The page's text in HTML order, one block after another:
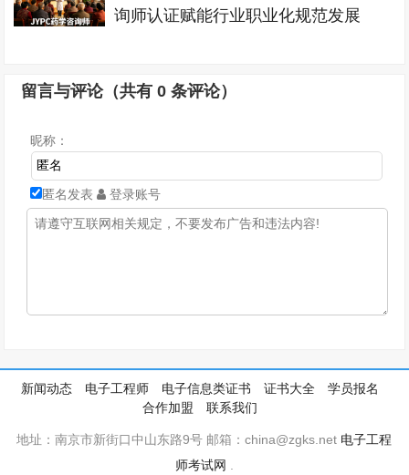
询师认证赋能行业职业化规范发展
留言与评论（共有0 条评论）
昵称：
匿名发表 登录账号
新闻动态 电子工程师 电子信息类证书 证书大全
学员报名
合作加盟
联系我们
地址：南京市新街口中山东路9号 邮箱：china@zgks.net 电子工程
师考试网